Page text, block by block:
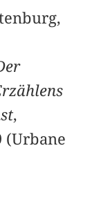
,
(Urbane